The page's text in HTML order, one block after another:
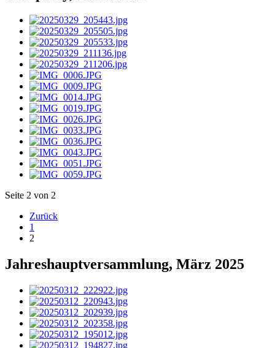
Seite 2 von 2
Zurück
1
2
Jahreshauptversammlung, März 2025